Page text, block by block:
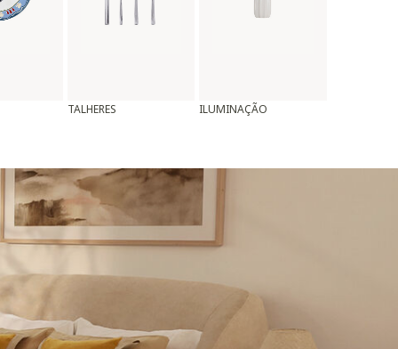
TALHERES ILUMINAÇÃO